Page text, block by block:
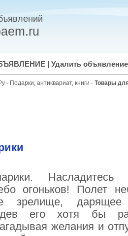
Удалить объявление
- Подарки, антиквариат, книги - Товары
Насладитесь
огоньков! Полет
зрелище,
его хотя бы
желания и